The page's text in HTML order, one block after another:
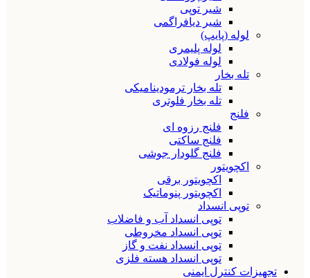
شیر توپی
شیر دیافراگمی
لوله (پایپ)
لوله پلیمری
لوله فولادی
تله بخار
تله بخار ترمودینامیکی
تله بخار فلوتری
فلنج
فلنج رزوه ای
فلنج ساکتی
فلنج گلودار جوشی
اکچویتور
اکچویتور برقی
اکچویتور پنوماتیک
توپی انسداد
توپی انسداد آب و فاضلاب
توپی انسداد مخروطی
توپی انسداد نفت و گاز
توپی انسداد هسته فلزی
تجهیزات کنترل ایمنی